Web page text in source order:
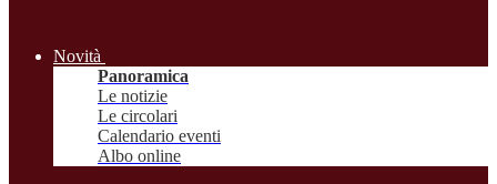
Novità
Panoramica
Le notizie
Le circolari
Calendario eventi
Albo online